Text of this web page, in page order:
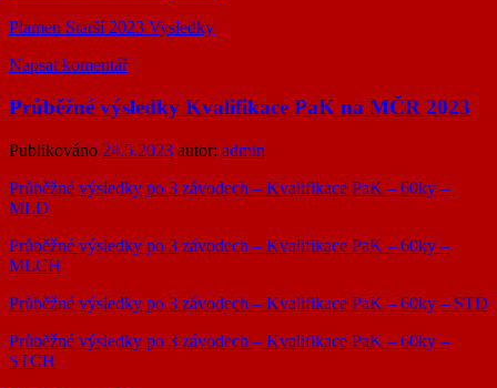
Plamen Starší 2023 Vysledky
Napsat komentář
Průběžné výsledky Kvalifikace PaK na MČR 2023
Publikováno 24.5.2023 autor: admin
Průběžné výsledky po 3 závodech – Kvalifikace PaK – 60ky –
MLD
Průběžné výsledky po 3 závodech – Kvalifikace PaK – 60ky –
MLCH
Průběžné výsledky po 3 závodech – Kvalifikace PaK – 60ky – STD
Průběžné výsledky po 3 závodech – Kvalifikace PaK – 60ky –
STCH